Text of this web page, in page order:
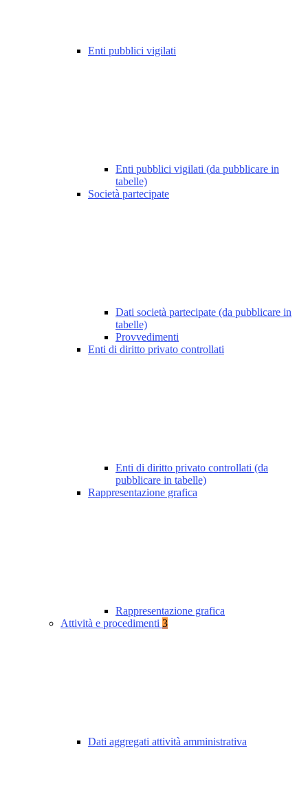
Enti pubblici vigilati
Enti pubblici vigilati (da pubblicare in
tabelle)
Società partecipate
Dati società partecipate (da pubblicare in
tabelle)
Provvedimenti
Enti di diritto privato controllati
Enti di diritto privato controllati (da
pubblicare in tabelle)
Rappresentazione grafica
Rappresentazione grafica
Attività e procedimenti 3
Dati aggregati attività amministrativa